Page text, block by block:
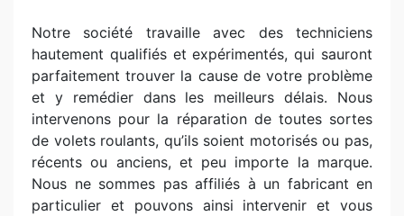
Notre société travaille avec des techniciens
hautement qualifiés et expérimentés, qui sauront
parfaitement trouver la cause de votre problème
et y remédier dans les meilleurs délais. Nous
intervenons pour la réparation de toutes sortes
de volets roulants, qu’ils soient motorisés ou pas,
récents ou anciens, et peu importe la marque.
Nous ne sommes pas affiliés à un fabricant en
particulier et pouvons ainsi intervenir et vous